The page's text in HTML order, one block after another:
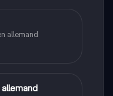
allemand